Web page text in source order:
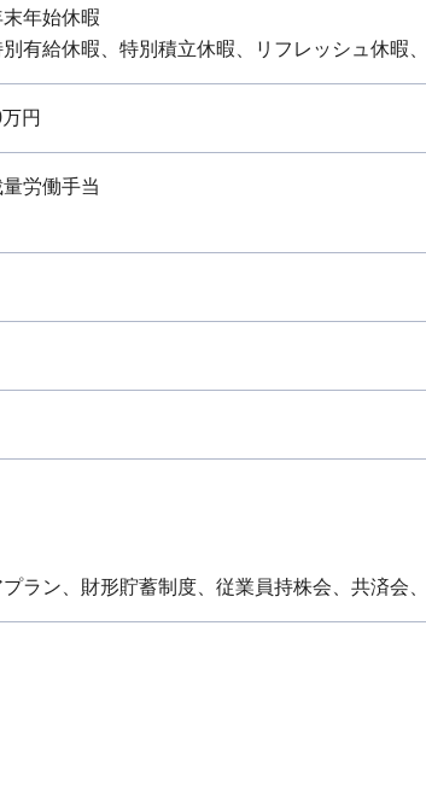
年始休暇
有給休暇、特別積立休暇、リフレッシュ休暇
円
労働手当
ラン、財形貯蓄制度、従業員持株会、共済会